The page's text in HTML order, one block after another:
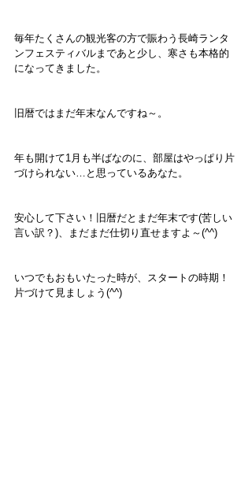
毎年たくさんの観光客の方で賑わう長崎ランタ
ンフェスティバルまであと少し、寒さも本格的
になってきました。
旧暦ではまだ年末なんですね～。
年も開けて1月も半ばなのに、部屋はやっぱり片
づけられない…と思っているあなた。
安心して下さい！旧暦だとまだ年末です(苦しい
言い訳？)、まだまだ仕切り直せますよ～(^^)
いつでもおもいたった時が、スタートの時期！
片づけて見ましょう(^^)